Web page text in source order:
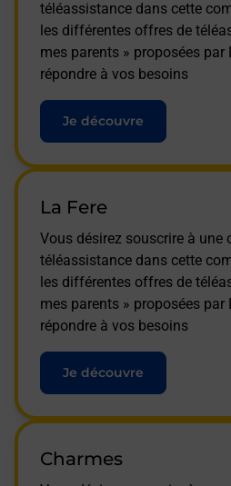
téléassistance dans cette
les différentes offres de
mes parents » proposées par
répondre à vos besoins
Je découvre
La Fere
Vous désirez souscrire à une
téléassistance dans cette
les différentes offres de
mes parents » proposées par
répondre à vos besoins
Je découvre
Charmes